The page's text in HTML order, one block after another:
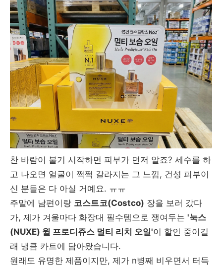
찬 바람이 불기 시작하면 피부가 먼저 알죠? 세수를 하
고 나오면 얼굴이 쩍쩍 갈라지는 그 느낌, 건성 피부이
신 분들은 다 아실 거예요. ㅠㅠ
주말에 남편이랑 코스트코(Costco) 장을 보러 갔다
가, 제가 겨울마다 화장대 필수템으로 쟁여두는 '눅스
(NUXE) 윌 프로디쥬스 멀티 리치 오일'이 할인 중이길
래 냉큼 카트에 담아왔습니다.
원래도 유명한 제품이지만, 제가 n병째 비우면서 터득